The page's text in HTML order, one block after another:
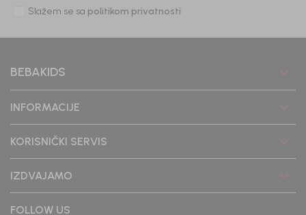
Slažem se sa politikom privatnosti
BEBAKIDS
INFORMACIJE
KORISNIČKI SERVIS
IZDVAJAMO
FOLLOW US